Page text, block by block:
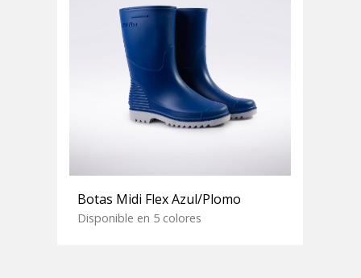
Botas Midi Flex Azul/Plomo
Disponible en 5 colores